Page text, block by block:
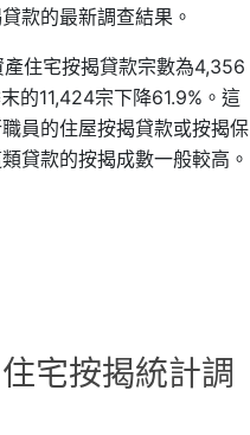
款的最新調查結果。
住宅按揭貸款宗數為4,356
的11,424宗下降61.9%。這
員的住屋按揭貸款或按揭保
貸款的按揭成數一般較高。
宅按揭統計調